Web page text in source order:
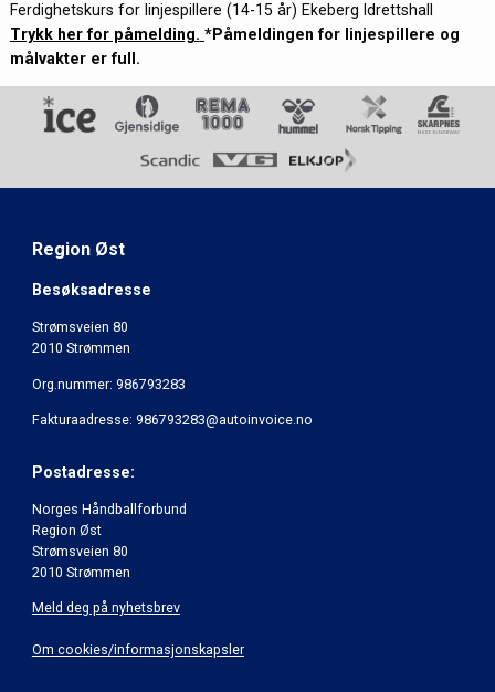
Ferdighetskurs for linjespillere (14-15 år) Ekeberg Idrettshall
Trykk her for påmelding. *Påmeldingen for linjespillere og
målvakter er full.
Region Øst
Besøksadresse
Strømsveien 80
2010 Strømmen
Org.nummer: 986793283
Fakturaadresse: 986793283@autoinvoice.no
Postadresse:
Norges Håndballforbund
Region Øst
Strømsveien 80
2010 Strømmen
Meld deg på nyhetsbrev
Om cookies/informasjonskapsler